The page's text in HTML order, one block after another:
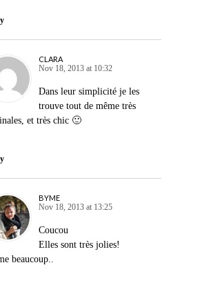
CLARA
Nov 18, 2013 at 10:32
Dans leur simplicité je les
trouve tout de même très
et très chic 🙂
BYME
Nov 18, 2013 at 13:25
Coucou
Elles sont très jolies!
beaucoup..